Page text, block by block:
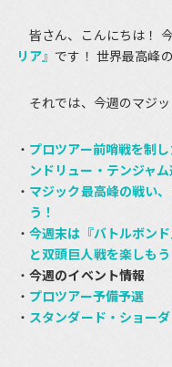
皆さん、こんにちは！
リア』 です！ 世界最高峰
それでは、今週のマジッ
プロツアー前哨戦を制
ンドリュー・テンジャ
マジック最高峰の戦い
う！
今週末は『バトルボン
と双頭巨人戦を楽しもう
今週のイベント情報
プロツアー予備予選
スタンダード・ショー